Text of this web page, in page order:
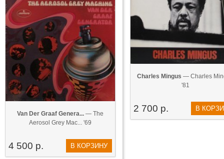
Van Der Graaf Genera... — The
Aerosol Grey Mac... '69
4 500 р. В КОРЗИНУ
Charles Mingus — Charles
'81
2 700 р. В